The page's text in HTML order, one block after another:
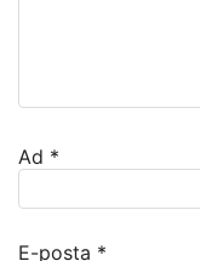
Ad *
E-posta *